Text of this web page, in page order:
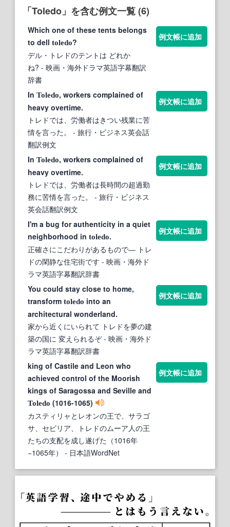
「Toledo」を含む例文一覧 (6)
Which one of these tents belongs
to dell toledo?
デル・トレドのテントは どれか
ね? - 映画・海外ドラマ英語字幕翻訳
辞書
例文帳に追加
In Toledo, workers complained of
heavy overtime.
トレドでは、労働者はきつい残業に苦
情を言った。
- 旅行・ビジネス英会話
翻訳例文
例文帳に追加
In Toledo, workers complained of
heavy overtime.
トレドでは、労働者は長時間の超過勤
務に苦情を言った。
- 旅行・ビジネス
英会話翻訳例文
例文帳に追加
I'm a bug for authenticity in a quiet
neighborhood in toledo.
正確さにこだわりがあるもので― トレ
ドの閑静な住宅街です - 映画・海外ド
ラマ英語字幕翻訳辞書
例文帳に追加
You could stay close to home,
transform toledo into an
architectural wonderland.
家から近くにいられて トレドを夢の建
築の国に 変えられるぞ- 映画・海外ド
ラマ英語字幕翻訳辞書
例文帳に追加
king of Castile and Leon who
achieved control of the Moorish
kings of Saragossa and Seville and
Toledo (1016-1065)
カスティリャとレオンの王で、サラゴ
サ、セビリア、トレドのムーア人の王
たちの支配を成し遂げた（1016年
−1065年）
- 日本語WordNet
例文帳に追加